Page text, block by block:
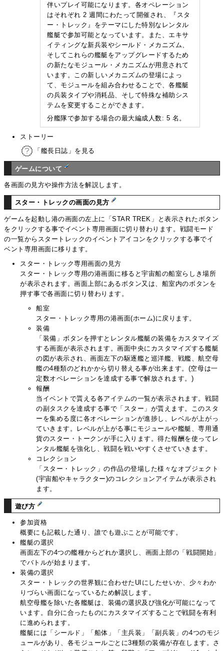
伴いプレイ可能になります。各オペレーション
はそれぞれ 2 週間にわたって開催され、『スタ
ー・トレック』をテーマにした特別なレンタル
艦艇で参加可能となっています。また、エキサ
イティングな新兵装やシールド・メカニズム、
そしてこれらの艦艇をアップグレードするため
の新たなモジュール・メカニズムが用意されて
います。この新しいメカニズムの登場によっ
て、モジュールを組み合わせることで、各艦艇
の兵装タイプや消耗品、そして特殊な補助シス
テムを変更することができます。
分艦隊で参加する場合の最大編成人数: 5 名。
ストーリー
「艦長日誌」を見る
ゲームについて
各画面の見方や操作方法を解説します。
スター・トレックの画面の見方
ゲームを起動し港の画面の左上に「STAR TREK」と表示されたボタン
をクリックする事でイベント専用画面に切り替わります。戦闘モード
の一覧からスタートレックのイベントアイコンをクリックする事でイ
ベント専用画面に移ります。
スター・トレック専用画面の見方
スター・トレック専用の港画面に移ると宇宙船の船室らしき場所
が表示されます。画面上部にあるボタン又は、船室内のボタンを
押す事で各画面に切り替わります。
船室
スター・トレック専用の港画面(ホーム)に戻ります。
装備
「装備」ボタンを押すとレンタル艦艇の装備をカスタマイズ
する画面が表示されます。画面中央にカスタマイズする艦艇
の図が表示され、画面左下の駆逐艦と巡洋艦、戦艦、航空母
艦の4種類のどれかから切り替える事が出来ます。(空母は一
定数オペレーションを達成する事で解放されます。)
報酬
当イベントで貰える各アイテムの一覧が表示されます。戦闘
の副タスクを達成する事で「スター」が貰えます。このスタ
ーを集める度に各オペレーションが進捗し、レベルが上がっ
ていきます。レベルが上がる事にモジュールや艦艇、専用通
貨のスター・トークンが手に入ります。得た報酬を使ってレ
ンタル艦艇を強化し、戦闘を戦いやすくさせていきます。
コレクション
「スター・トレック」の作品の登場した様々なオブジェクト
(宇宙船やキャラクター)のコレクションアイテムが表示され
ます。
遊び方
参加資格
概要にも記載した通り、誰でも遊ぶことが可能です。
艦艇の選択
画面左下の4つの艦種からどれか選択し、画面上部の「戦闘開始」
でバトルが始まります。
装備の選択
スター・トレックの世界観に合わせたUIにしたせいか、少々わか
りづらい画面になっているため解説します。
航空母艦を除いた各艦艇は、装備の選択及び強化が可能になって
います。自分に合ったものにカスタマイズすることで戦闘を有利
に進められます。
艦艇には「シールド」「船体」「主兵装」「副兵装」の4つのモジ
ュールがあり、各モジュールごとに3種類の装備が存在します。さ